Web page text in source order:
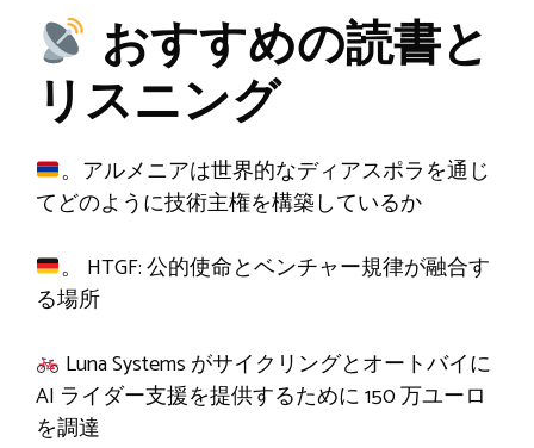
おすすめの読書と
リスニング
。アルメニアは世界的なディアスポラを通じ
てどのように技術主権を構築しているか
。 HTGF: 公的使命とベンチャー規律が融合す
る場所
Luna Systems がサイクリングとオートバイに
AI ライダー支援を提供するために 150 万ユーロ
を調達